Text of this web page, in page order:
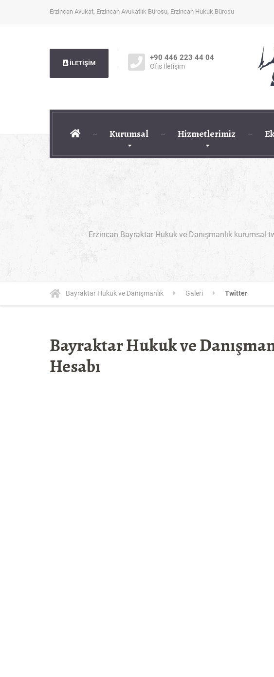
Erzincan Avukat, Erzincan Avukatlık Bürosu, Erzincan Hukuk Bürosu
İLETİŞİM
+90 446 223 44 04
Ofis İletişim
Kurumsal Hizmetlerimiz
Erzincan Bayraktar Hukuk ve Danışmanlık kurumsal
Bayraktar Hukuk ve Danışmanlık Galeri Twitter
Bayraktar Hukuk ve
Hesabı